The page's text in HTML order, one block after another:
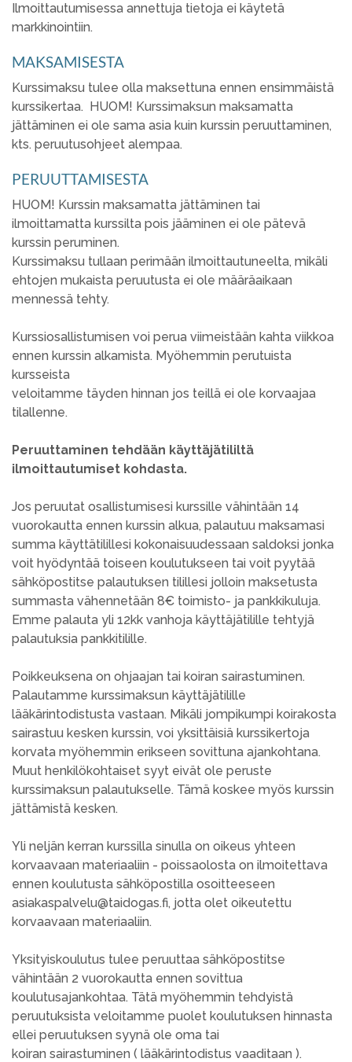
Ilmoittautumisessa annettuja tietoja ei käytetä
markkinointiin.
MAKSAMISESTA
Kurssimaksu tulee olla maksettuna ennen ensimmäistä
kurssikertaa. HUOM! Kurssimaksun maksamatta
jättäminen ei ole sama asia kuin kurssin peruuttaminen,
kts. peruutusohjeet alempaa.
PERUUTTAMISESTA
HUOM! Kurssin maksamatta jättäminen tai
ilmoittamatta kurssilta pois jääminen ei ole pätevä
kurssin peruminen.
Kurssimaksu tullaan perimään ilmoittautuneelta, mikäli
ehtojen mukaista peruutusta ei ole määräaikaan
mennessä tehty.
Kurssiosallistumisen voi perua viimeistään kahta viikkoa
ennen kurssin alkamista. Myöhemmin perutuista
kursseista
veloitamme täyden hinnan jos teillä ei ole korvaajaa
tilallenne.
Peruuttaminen tehdään käyttäjätililtä
ilmoittautumiset kohdasta.
Jos peruutat osallistumisesi kurssille vähintään 14
vuorokautta ennen kurssin alkua, palautuu maksamasi
summa käyttätilillesi kokonaisuudessaan saldoksi jonka
voit hyödyntää toiseen koulutukseen tai voit pyytää
sähköpostitse palautuksen tilillesi jolloin maksetusta
summasta vähennetään 8€ toimisto- ja pankkikuluja.
Emme palauta yli 12kk vanhoja käyttäjätilille tehtyjä
palautuksia pankkitilille.
Poikkeuksena on ohjaajan tai koiran sairastuminen.
Palautamme kurssimaksun käyttäjätilille
lääkärintodistusta vastaan. Mikäli jompikumpi koirakosta
sairastuu kesken kurssin, voi yksittäisiä kurssikertoja
korvata myöhemmin erikseen sovittuna ajankohtana.
Muut henkilökohtaiset syyt eivät ole peruste
kurssimaksun palautukselle. Tämä koskee myös kurssin
jättämistä kesken.
Yli neljän kerran kurssilla sinulla on oikeus yhteen
korvaavaan materiaaliin - poissaolosta on ilmoitettava
ennen koulutusta sähköpostilla osoitteeseen
asiakaspalvelu@taidogas.fi, jotta olet oikeutettu
korvaavaan materiaaliin.
Yksityiskoulutus tulee peruuttaa sähköpostitse
vähintään 2 vuorokautta ennen sovittua
koulutusajankohtaa. Tätä myöhemmin tehdyistä
peruutuksista veloitamme puolet koulutuksen hinnasta
ellei peruutuksen syynä ole oma tai
koiran sairastuminen ( lääkärintodistus vaaditaan ).